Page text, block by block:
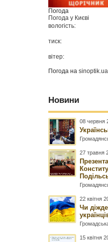
Погода
Погода у Києві
вологість:
тиск:
вітер:
Погода наsinoptik.ua
Новини
08 червня
27 травня
22 квітня
Чи
15 квітня